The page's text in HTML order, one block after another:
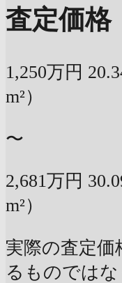
査定価格
1,250万円
m²）
〜
2,681万円
m²）
実際の査定価
るものでは